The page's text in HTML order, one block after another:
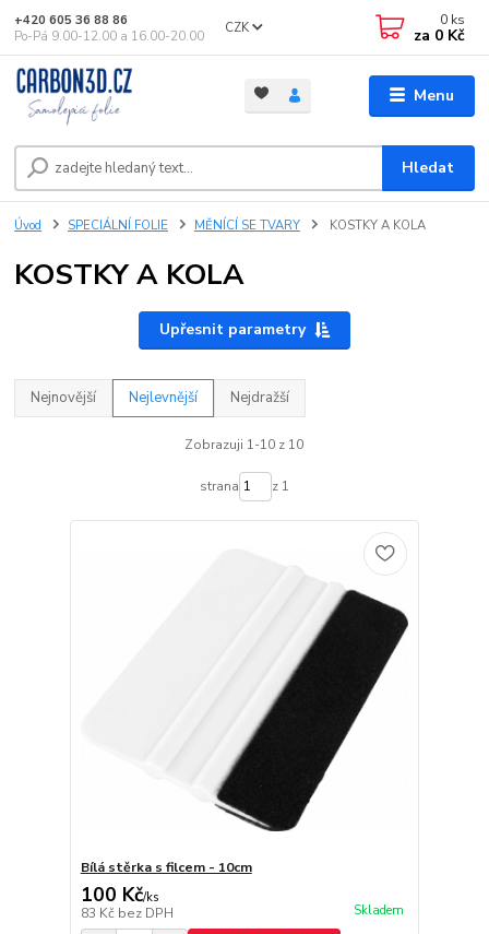
Menu
CZK
Hledat
+420 605 36 88 86
Po-Pá 9.00-12.00 a 16.00-20.00
0 ks
za 0 Kč
Úvod SPECIÁLNÍ FOLIE MĚNÍCÍ SE TVARY KOSTKY A KOLA
KOSTKY A KOLA
Upřesnit parametry
Nejnovější Nejlevnější Nejdražší
Zobrazuji 1-10 z 10
strana z 1
Bílá stěrka s filcem - 10cm
100 Kč/ks
83 Kč bez DPH Skladem